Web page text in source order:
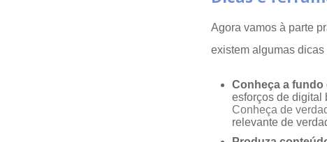
Agora vamos à parte
existem algumas
Conheça a
esforços de digital
Conheça de
relevante de